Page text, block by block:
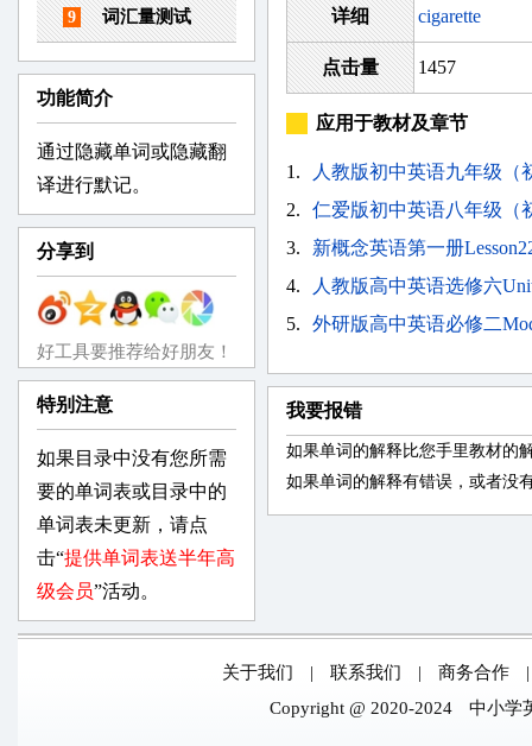
9 词汇量测试
功能简介
通过隐藏单词或隐藏翻
译进行默记。
分享到
好工具要推荐给好朋友！
特别注意
如果目录中没有您所需
要的单词表或目录中的
单词表未更新，请点
击“提供单词表送半年高
级会员”活动。
详细 cigarette
点击量 1457
应用于教材及章节
1.
人教版初中英语九年级（
2.
仁爱版初中英语八年级（
3.
新概念英语第一册
4.
人教版高中英语选修六
5.
外研版高中英语必修二
我要报错
如果单词的解释比您手里教材的
如果单词的解释有错误，或者没
关于我们 | 联系我们 | 商务合作
Copyright @ 2020-2024
中小学